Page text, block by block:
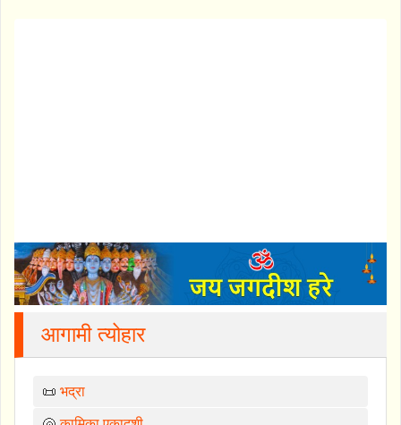
आगामी त्योहार
📜 भद्रा